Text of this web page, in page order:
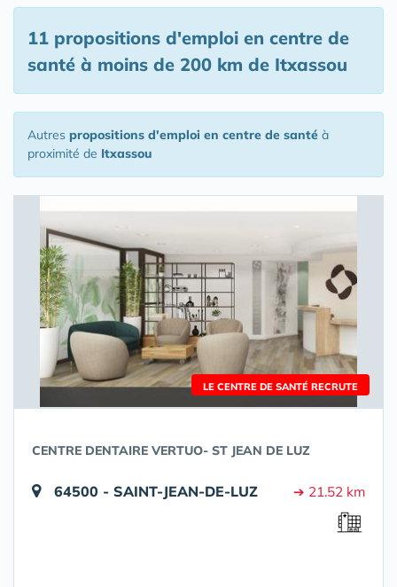
11 propositions d'emploi en centre de
santé à moins de 200 km de Itxassou
Autres propositions d'emploi en centre de santé à
proximité de Itxassou
LE CENTRE DE SANTÉ RECRUTE
CENTRE DENTAIRE VERTUO- ST JEAN DE LUZ
64500 - SAINT-JEAN-DE-LUZ ➔ 21.52 km